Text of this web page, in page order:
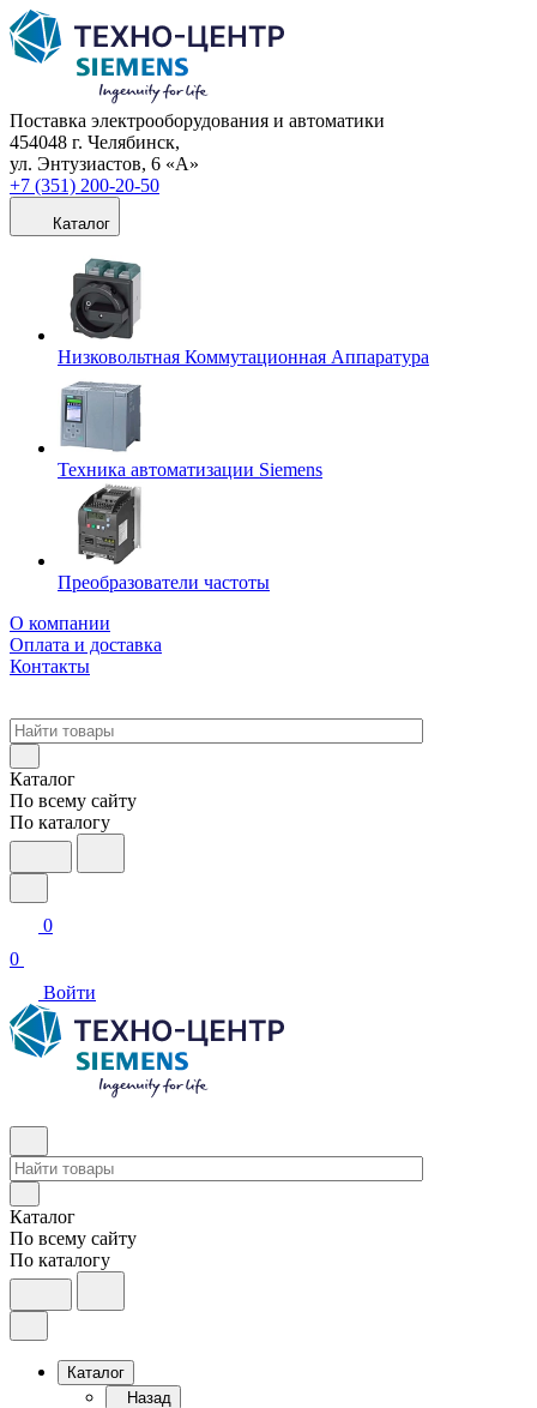
Поставка электрооборудования и автоматики
454048 г. Челябинск,
ул. Энтузиастов, 6 «А»
+7 (351) 200-20-50
Каталог
Низковольтная Коммутационная Аппаратура
Техника автоматизации Siemens
Преобразователи частоты
О компании
Оплата и доставка
Контакты
Каталог
По всему сайту
По каталогу
0
0
Войти
Каталог
По всему сайту
По каталогу
Каталог
Назад